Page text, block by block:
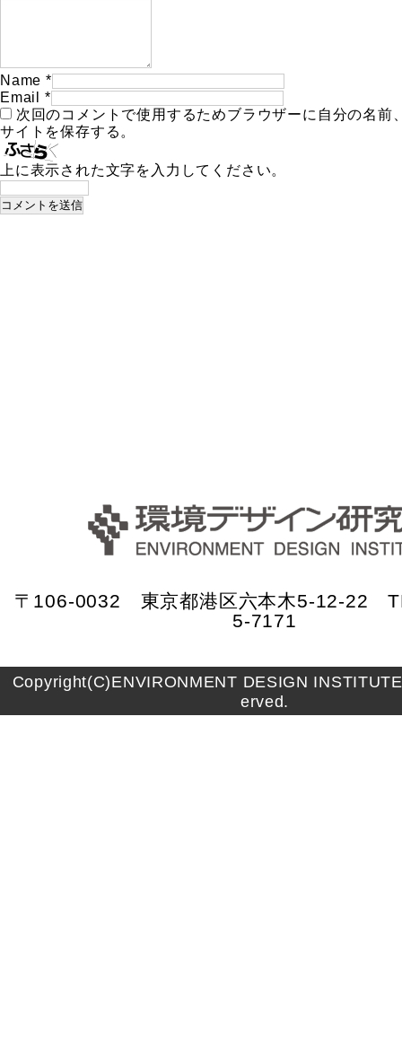
Name *
Email
*
次回のコメントで使用するためブラウザーに自分の名前
サイトを保存する。
上に表示された文字を入力してください。
〒106-0032 東京都港区六本木5-12-22
5-7171
Copyright(C)ENVIRONMENT DESIGN
erved.